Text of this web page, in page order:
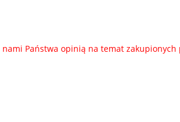
Państwa opinią na temat zakupionych